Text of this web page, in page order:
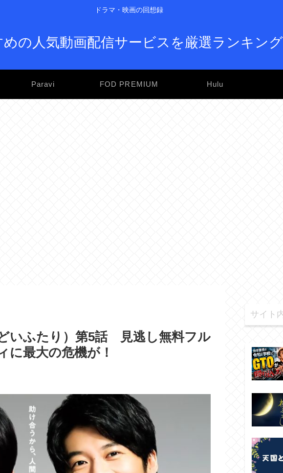
ドラマ・映画の回想録
の人気動画配信サービスを厳選ランキング
Paravi FOD PREMIUM Hulu
いふたり）第5話 見逃し無料フル
に最大の危機が！